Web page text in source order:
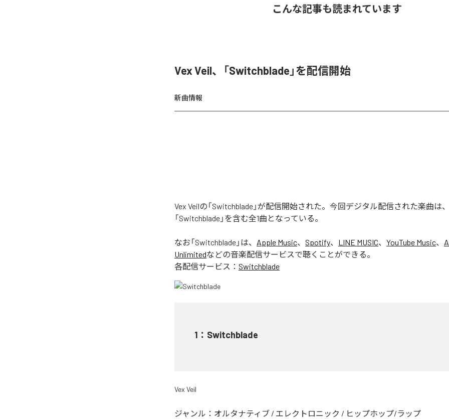
こんな記事も読まれています
Vex Veil、「Switchblade」を配信開始
新曲情報
Vex Veilの「Switchblade」が配信開始された。今回デジタル配信された楽曲は、
「Switchblade」を含む全1曲となっている。
なお「Switchblade 」は、 Apple Music、 Spotify、 LINE MUSIC、 YouTube Music、
Unlimitedなどの音楽配信サービスで聴くことができる。
各配信サービス： Switchblade
1 ： Switchblade
Vex Veil
ジャンル： オルタナティブ / エレクトロニック / ヒップホップ/ラップ